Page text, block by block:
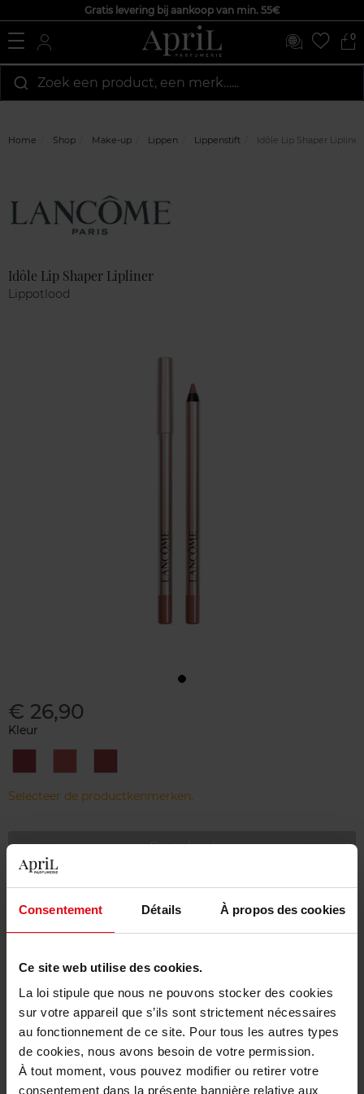
Consentement Détails À propos des cookies
Ce site web utilise des cookies.
La loi stipule que nous ne pouvons stocker des cookies
sur votre appareil que s’ils sont strictement nécessaires
au fonctionnement de ce site. Pour tous les autres types
de cookies, nous avons besoin de votre permission.
À tout moment, vous pouvez modifier ou retirer votre
consentement dans la présente bannière relative aux
Gratis levering bij aankoop van min. 55€
0
Zoek een product, een merk…...
Home Shop Make-up Lippen Lippenstift Idôle Lip Shaper Lipliner
Idôle Lip Shaper Lipliner
Lippotlood
€ 26,90
Kleur
-
Lisa's
coral
-
Idôle
nude
-
MILLION-
DOLLAR
Selecteer de productkenmerken.
Bestel nu!
Beschrijving